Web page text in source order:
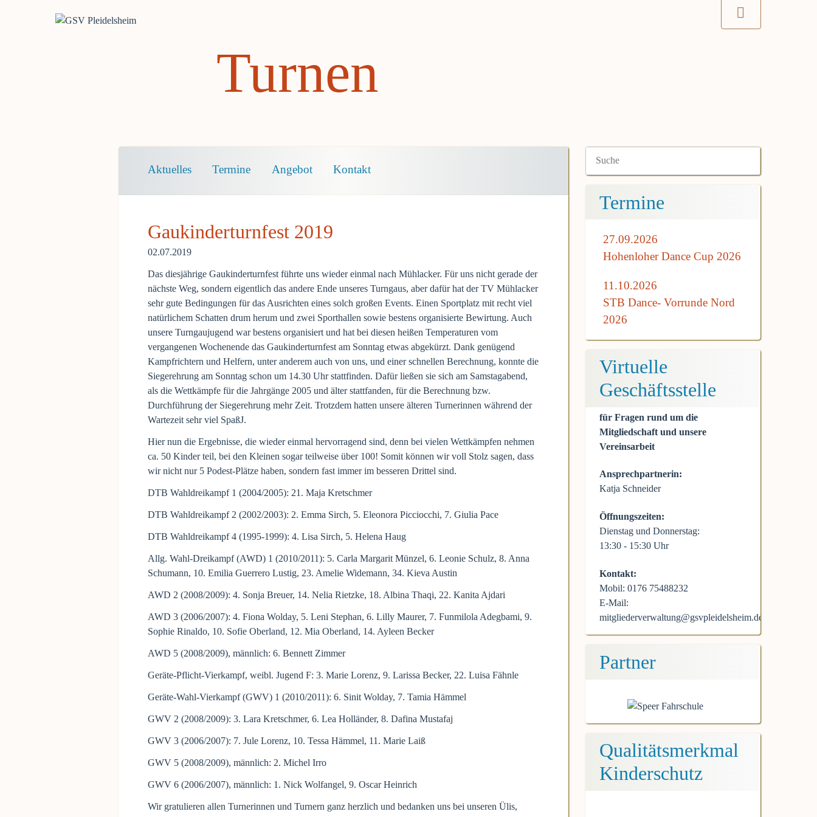
Turnen
Navigation
Aktuelles Termine Angebot Kontakt
Gaukinderturnfest 2019
02.07.2019
Das diesjährige Gaukinderturnfest führte uns wieder einmal nach Mühlacker. Für uns nicht gerade der
nächste Weg, sondern eigentlich das andere Ende unseres Turngaus, aber dafür hat der TV Mühlacker
sehr gute Bedingungen für das Ausrichten eines solch großen Events. Einen Sportplatz mit recht viel
natürlichem Schatten drum herum und zwei Sporthallen sowie bestens organisierte Bewirtung. Auch
unsere Turngaujugend war bestens organisiert und hat bei diesen heißen Temperaturen vom
vergangenen Wochenende das Gaukinderturnfest am Sonntag etwas abgekürzt. Dank genügend
Kampfrichtern und Helfern, unter anderem auch von uns, und einer schnellen Berechnung, konnte die
Siegerehrung am Sonntag schon um 14.30 Uhr stattfinden. Dafür ließen sie sich am Samstagabend,
als die Wettkämpfe für die Jahrgänge 2005 und älter stattfanden, für die Berechnung bzw.
Durchführung der Siegerehrung mehr Zeit. Trotzdem hatten unsere älteren Turnerinnen während der
Wartezeit sehr viel SpaßJ.
Hier nun die Ergebnisse, die wieder einmal hervorragend sind, denn bei vielen Wettkämpfen nehmen
ca. 50 Kinder teil, bei den Kleinen sogar teilweise über 100! Somit können wir voll Stolz sagen, dass
wir nicht nur 5 Podest-Plätze haben, sondern fast immer im besseren Drittel sind.
DTB Wahldreikampf 1 (2004/2005): 21. Maja Kretschmer
DTB Wahldreikampf 2 (2002/2003): 2. Emma Sirch, 5. Eleonora Picciocchi, 7. Giulia Pace
DTB Wahldreikampf 4 (1995-1999): 4. Lisa Sirch, 5. Helena Haug
Allg. Wahl-Dreikampf (AWD) 1 (2010/2011): 5. Carla Margarit Münzel, 6. Leonie Schulz, 8. Anna
Schumann, 10. Emilia Guerrero Lustig, 23. Amelie Widemann, 34. Kieva Austin
AWD 2 (2008/2009): 4. Sonja Breuer, 14. Nelia Rietzke, 18. Albina Thaqi, 22. Kanita Ajdari
AWD 3 (2006/2007): 4. Fiona Wolday, 5. Leni Stephan, 6. Lilly Maurer, 7. Funmilola Adegbami, 9.
Sophie Rinaldo, 10. Sofie Oberland, 12. Mia Oberland, 14. Ayleen Becker
AWD 5 (2008/2009), männlich: 6. Bennett Zimmer
Geräte-Pflicht-Vierkampf, weibl. Jugend F: 3. Marie Lorenz, 9. Larissa Becker, 22. Luisa Fähnle
Geräte-Wahl-Vierkampf (GWV) 1 (2010/2011): 6. Sinit Wolday, 7. Tamia Hämmel
GWV 2 (2008/2009): 3. Lara Kretschmer, 6. Lea Holländer, 8. Dafina Mustafaj
GWV 3 (2006/2007): 7. Jule Lorenz, 10. Tessa Hämmel, 11. Marie Laiß
GWV 5 (2008/2009), männlich: 2. Michel Irro
GWV 6 (2006/2007), männlich: 1. Nick Wolfangel, 9. Oscar Heinrich
Wir gratulieren allen Turnerinnen und Turnern ganz herzlich und bedanken uns bei unseren Ülis,
Termine
27.09.2026
Hohenloher Dance Cup 2026
11.10.2026
STB Dance- Vorrunde Nord
2026
Virtuelle
Geschäftsstelle
für Fragen rund um die
Mitgliedschaft und unsere
Vereinsarbeit
Ansprechpartnerin:
Katja Schneider
Öffnungszeiten:
Dienstag und Donnerstag:
13:30 - 15:30 Uhr
Kontakt:
Mobil: 0176 75488232
E-Mail:
mitgliederverwaltung@gsvpleidelsheim.de
Partner
Qualitätsmerkmal
Kinderschutz